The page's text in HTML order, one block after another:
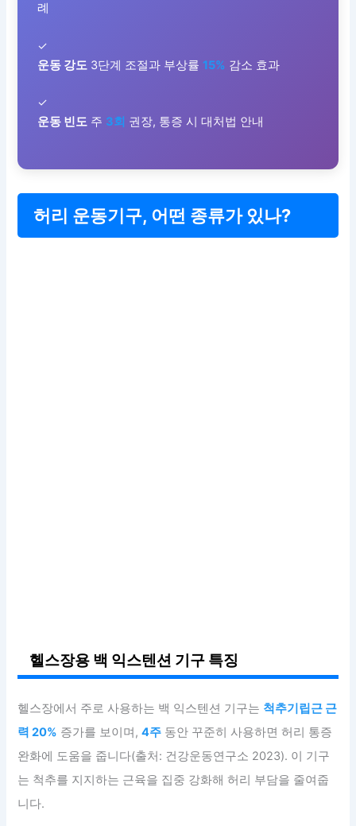
례
✓
운동 강도 3단계 조절과 부상률 15% 감소 효과
✓
운동 빈도 주 3회 권장, 통증 시 대처법 안내
허리 운동기구, 어떤 종류가 있나?
헬스장용 백 익스텐션 기구 특징
헬스장에서 주로 사용하는 백 익스텐션 기구는 척추기립근 근
력 20% 증가를 보이며,4주 동안 꾸준히 사용하면 허리 통증
완화에 도움을 줍니다(출처: 건강운동연구소 2023). 이 기구
는 척추를 지지하는 근육을 집중 강화해 허리 부담을 줄여줍
니다.